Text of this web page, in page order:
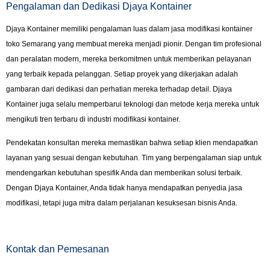
Pengalaman dan Dedikasi Djaya Kontainer
Djaya Kontainer memiliki pengalaman luas dalam jasa modifikasi kontainer
toko Semarang yang membuat mereka menjadi pionir. Dengan tim profesional
dan peralatan modern, mereka berkomitmen untuk memberikan pelayanan
yang terbaik kepada pelanggan. Setiap proyek yang dikerjakan adalah
gambaran dari dedikasi dan perhatian mereka terhadap detail. Djaya
Kontainer juga selalu memperbarui teknologi dan metode kerja mereka untuk
mengikuti tren terbaru di industri modifikasi kontainer.
Pendekatan konsultan mereka memastikan bahwa setiap klien mendapatkan
layanan yang sesuai dengan kebutuhan. Tim yang berpengalaman siap untuk
mendengarkan kebutuhan spesifik Anda dan memberikan solusi terbaik.
Dengan Djaya Kontainer, Anda tidak hanya mendapatkan penyedia jasa
modifikasi, tetapi juga mitra dalam perjalanan kesuksesan bisnis Anda.
Kontak dan Pemesanan